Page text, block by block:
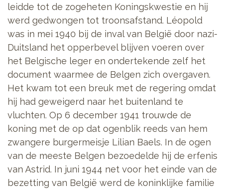
leidde tot de zogeheten Koningskwestie en hij
werd gedwongen tot troonsafstand. Léopold
was in mei 1940 bij de inval van België door nazi-
Duitsland het opperbevel blijven voeren over
het Belgische leger en ondertekende zelf het
document waarmee de Belgen zich overgaven.
Het kwam tot een breuk met de regering omdat
hij had geweigerd naar het buitenland te
vluchten. Op 6 december 1941 trouwde de
koning met de op dat ogenblik reeds van hem
zwangere burgermeisje Lilian Baels. In de ogen
van de meeste Belgen bezoedelde hij de erfenis
van Astrid. In juni 1944 net voor het einde van de
bezetting van België werd de koninklijke familie